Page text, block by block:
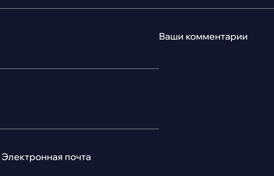
Электронная почта
Ваши комментарии